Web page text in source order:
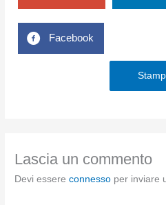
Facebook
Lascia un commento
Devi essereconnesso per inviare